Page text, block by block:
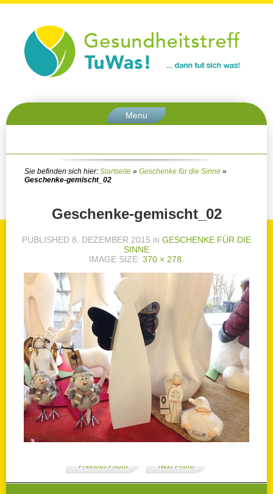
Menu
Sie befinden sich hier: Startseite » Geschenke für die Sinne »
Geschenke-gemischt_02
Geschenke-gemischt_02
PUBLISHED 8. DEZEMBER 2015 IN GESCHENKE FÜR DIE
SINNE
IMAGE SIZE: 370 × 278
Previous Photo Next Photo